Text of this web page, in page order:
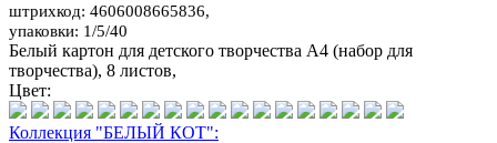
штрихкод: 4606008665836,
упаковки: 1/5/40
Белый картон для детского творчества А4 (набор для
творчества), 8 листов,
Цвет:
Коллекция "БЕЛЫЙ КОТ":